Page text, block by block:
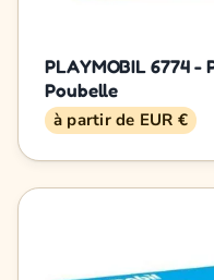
PLAYMOBIL 6774 -
Poubelle
à partir de EUR €